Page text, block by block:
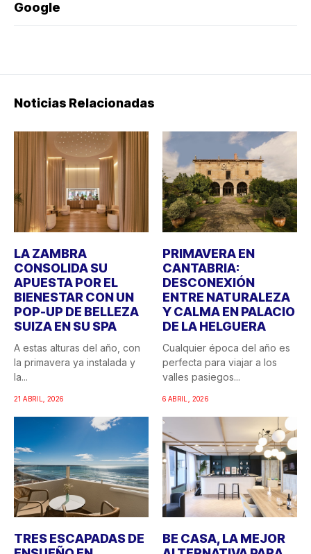
Google
Noticias Relacionadas
LA ZAMBRA
CONSOLIDA SU
APUESTA POR EL
BIENESTAR CON UN
POP-UP DE BELLEZA
SUIZA EN SU SPA
A estas alturas del año, con
la primavera ya instalada y
la...
21 ABRIL, 2026
PRIMAVERA EN
CANTABRIA:
DESCONEXIÓN
ENTRE NATURALEZA
Y CALMA EN PALACIO
DE LA HELGUERA
Cualquier época del año es
perfecta para viajar a los
valles pasiegos...
6 ABRIL, 2026
TRES ESCAPADAS DE
BE CASA, LA MEJOR